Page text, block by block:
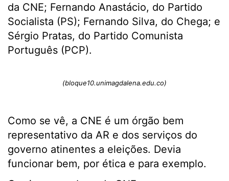
da CNE; Fernando Anastácio, do Partido
Socialista (PS); Fernando Silva, do Chega; e
Sérgio Pratas, do Partido Comunista
Português (PCP).
(bloque10.unimagdalena.edu.co)
Como se vê, a CNE é um órgão bem
representativo da AR e dos serviços do
governo atinentes a eleições. Devia
funcionar bem, por ética e para exemplo.